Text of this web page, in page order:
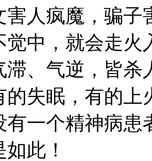
害人疯魔，骗子
觉中，就会走火
滞、气逆，皆杀
的失眠，有的
有一个精神病
此！